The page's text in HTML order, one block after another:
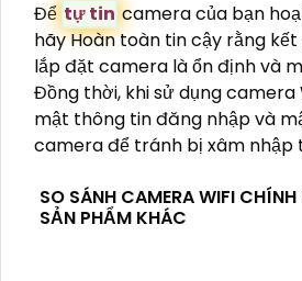
Để tự tin camera của bạn
hãy Hoàn toàn tin cậy rằng
lắp đặt camera là ổn định và
Đồng thời, khi sử dụng camera
mật thông tin đăng nhập và
camera để tránh bị xâm nhập
SO SÁNH CAMERA WIFI
SẢN PHẨM KHÁC